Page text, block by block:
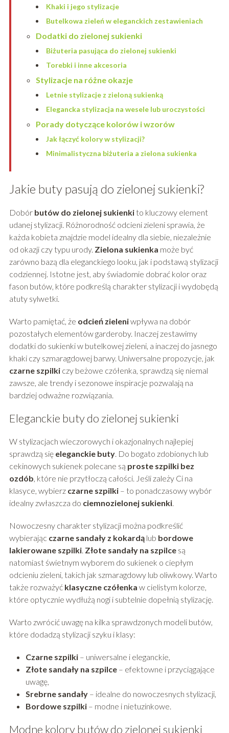
Khaki i jego stylizacje
Butelkowa zieleń w eleganckich zestawieniach
Dodatki do zielonej sukienki
Biżuteria pasująca do zielonej sukienki
Torebki i inne akcesoria
Stylizacje na różne okazje
Letnie stylizacje z zieloną sukienką
Elegancka stylizacja na wesele lub uroczystości
Porady dotyczące kolorów i wzorów
Jak łączyć kolory w stylizacji?
Minimalistyczna biżuteria a zielona sukienka
Jakie buty pasują do zielonej sukienki?
Dobór butów do zielonej sukienkito kluczowy element
udanej stylizacji. Różnorodność odcieni zieleni sprawia, że
każda kobieta znajdzie model idealny dla siebie, niezależnie
od okazji czy typu urody. Zielona sukienka może być
zarówno bazą dla eleganckiego looku, jak i podstawą stylizacji
codziennej. Istotne jest, aby świadomie dobrać kolor oraz
fason butów, które podkreślą charakter stylizacji i wydobędą
atuty sylwetki.
Warto pamiętać, że odcień zieleniwpływa na dobór
pozostałych elementów garderoby. Inaczej zestawimy
dodatki do sukienki w butelkowej zieleni, a inaczej do jasnego
khaki czy szmaragdowej barwy. Uniwersalne propozycje, jak
czarne szpilkiczy beżowe czółenka, sprawdzą się niemal
zawsze, ale trendy i sezonowe inspiracje pozwalają na
bardziej odważne rozwiązania.
Eleganckie buty do zielonej sukienki
W stylizacjach wieczorowych i okazjonalnych najlepiej
sprawdzą się eleganckie buty. Do bogato zdobionych lub
cekinowych sukienek polecane są proste szpilki bez
ozdób, które nie przytłoczą całości. Jeśli zależy Ci na
klasyce, wybierz czarne szpilki– to ponadczasowy wybór
idealny zwłaszcza do ciemnozielonej sukienki.
Nowoczesny charakter stylizacji można podkreślić
wybierając czarne sandały z kokardąlub bordowe
lakierowane szpilki. Złote sandały na szpilcesą
natomiast świetnym wyborem do sukienek o ciepłym
odcieniu zieleni, takich jak szmaragdowy lub oliwkowy. Warto
także rozważyć klasyczne czółenka w cielistym kolorze,
które optycznie wydłużą nogi i subtelnie dopełnią stylizację.
Warto zwrócić uwagę na kilka sprawdzonych modeli butów,
które dodadzą stylizacji szyku i klasy:
Czarne szpilki– uniwersalne i eleganckie,
Złote sandały na szpilce– efektowne i przyciągające
uwagę,
Srebrne sandały– idealne do nowoczesnych stylizacji,
Bordowe szpilki– modne i nietuzinkowe.
Modne kolory butów do zielonej sukienki